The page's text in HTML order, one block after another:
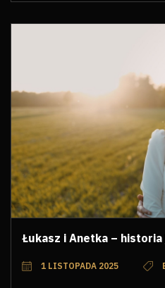
Łukasz i Anetka –
1 LISTOPADA 2025